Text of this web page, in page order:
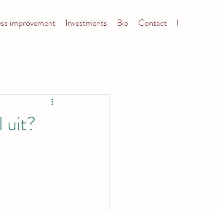
improvement Investments Bio Contact l
uit?